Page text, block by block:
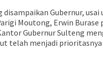
disampaikan Gubernur, usai
Moutong, Erwin Burase
Gubernur Sulteng
telah menjadi prioritasnya